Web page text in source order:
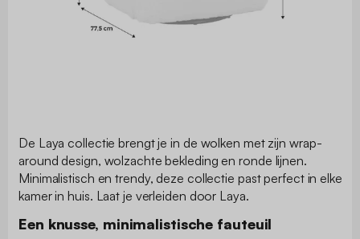
De Laya collectie brengt je in de wolken met zijn wrap-
around design, wolzachte bekleding en ronde lijnen.
Minimalistisch en trendy, deze collectie past perfect in elke
kamer in huis. Laat je verleiden door Laya.
Een knusse, minimalistische fauteuil